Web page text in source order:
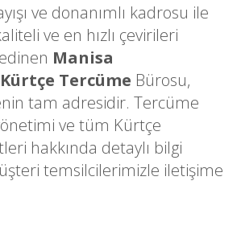
ve donanımlı kadrosu ile
ve en hızlı çevirileri
Manisa
Tercüme Bürosu,
tam adresidir. Tercüme
ve tüm Kürtçe
hakkında detaylı bilgi
temsilcilerimizle iletişime